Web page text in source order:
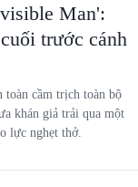
Man':
trước cánh
toàn cầm trịch toàn bộ
khán giả trải qua một
lực nghẹt thở.